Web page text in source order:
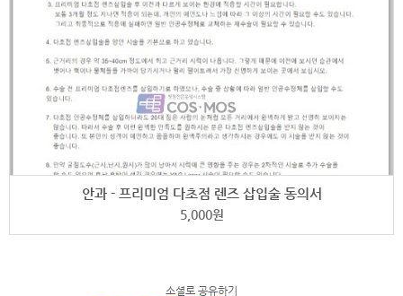
안과 - 프리미엄 다초점 렌즈 삽입술 동의서
5,000원
소셜로 공유하기